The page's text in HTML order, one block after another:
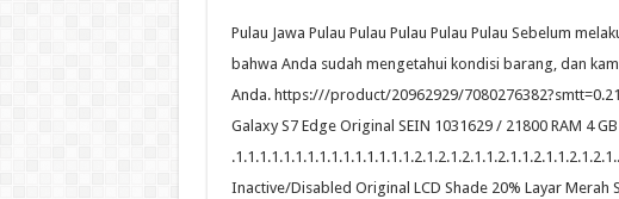
Pulau Jawa Pulau Pulau Pulau Pulau Pulau Sebelum
bahwa Anda sudah mengetahui kondisi barang, dan
Anda. https:///product/20962929/
Galaxy S7 Edge Original SEIN 1031629 / 21800 RAM 4
Inactive/Disabled Original LCD Shade 20% Layar Merah